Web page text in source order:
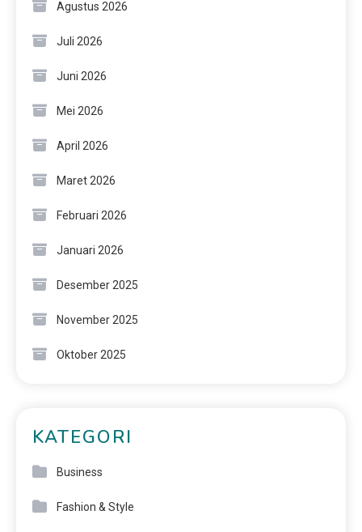
Agustus 2026
Juli 2026
Juni 2026
Mei 2026
April 2026
Maret 2026
Februari 2026
Januari 2026
Desember 2025
November 2025
Oktober 2025
KATEGORI
Business
Fashion & Style